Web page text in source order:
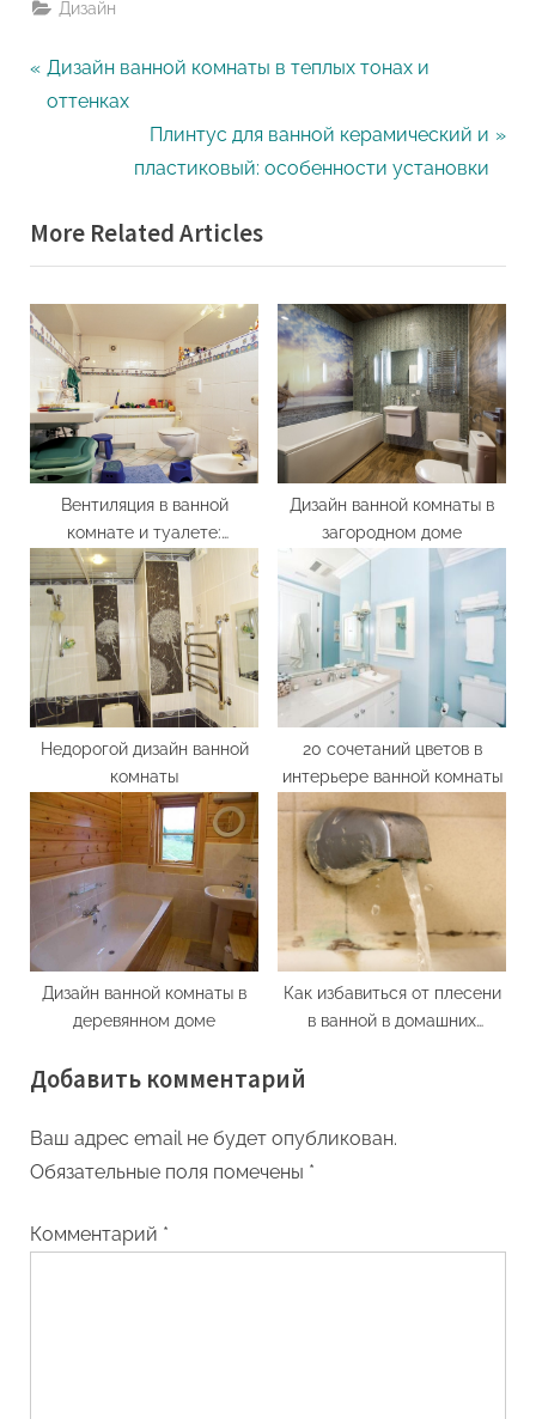
Дизайн
Навигация
записям
P
r
o
u
s
P
o
s
t
:
Дизайн ванной комнаты в теплых тонах и
оттенках
N
e
t
P
o
t
:
Плинтус для ванной керамический и
пластиковый: особенности установки
More Related Articles
Вентиляция в ванной
комнате и туалете:
установка вытяжных
вентиляционных решеток
Дизайн ванной комнаты в
загородном доме
Недорогой дизайн ванной
комнаты
20 сочетаний цветов в
интерьере ванной комнаты
Дизайн ванной комнаты в
деревянном доме
Как избавиться от плесени
в ванной в домашних
Добавить комментарий
Ваш адрес email не будет опубликован.
Обязательные поля помечены *
Комментарий *